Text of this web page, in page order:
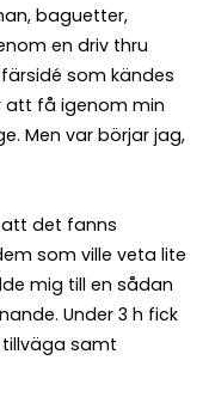
baguetter,
en driv thru
som kändes
att få igenom min
Men var börjar jag,
det fanns
som ville veta lite
mig till en sådan
Under 3 h fick
samt